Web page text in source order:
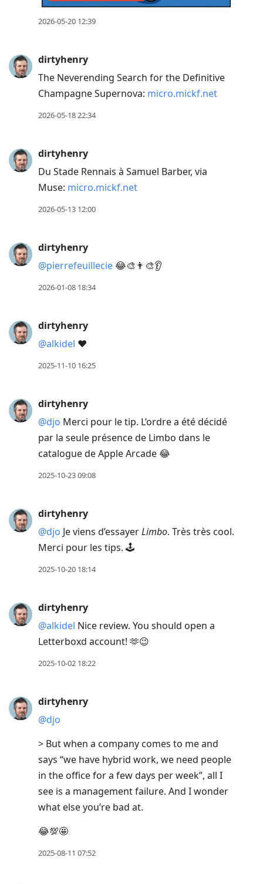
2026-05-20 12:39
dirtyhenry
The Neverending Search for the Definitive
Champagne Supernova: micro.mickf.net
2026-05-18 22:34
dirtyhenry
Du Stade Rennais à Samuel Barber, via
Muse: micro.mickf.net
2026-05-13 12:00
dirtyhenry
@pierrefeuillecie😂🎨👨‍🎨👂
2026-01-08 18:34
dirtyhenry
@alkidel ❤️
2025-11-10 16:25
dirtyhenry
@djo Merci pour le tip. L’ordre a été décidé
par la seule présence de Limbo dans le
catalogue de Apple Arcade 😂
2025-10-23 09:08
dirtyhenry
@djo Je viens d’essayerLimbo. Très très cool.
Merci pour les tips. 🕹️
2025-10-20 18:14
dirtyhenry
@alkidel Nice review. You should open a
Letterboxd account! 🫶😉
2025-10-02 18:22
dirtyhenry
@djo
> But when a company comes to me and
says “we have hybrid work, we need people
in the office for a few days per week”, all I
see is a management failure. And I wonder
what else you’re bad at.
😂💯🤩
2025-08-11 07:52